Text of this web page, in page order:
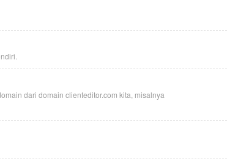
dari domain clienteditor.com kita, misalnya